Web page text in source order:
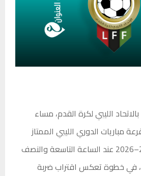
الليبي لكرة القدم، مساء
مباريات الدوري الليبي الممتاز
للموسم الرياضي 2025–2026 عند الساعة التاسعة والنصف
في خطوة تعكس اقتراب ضربة